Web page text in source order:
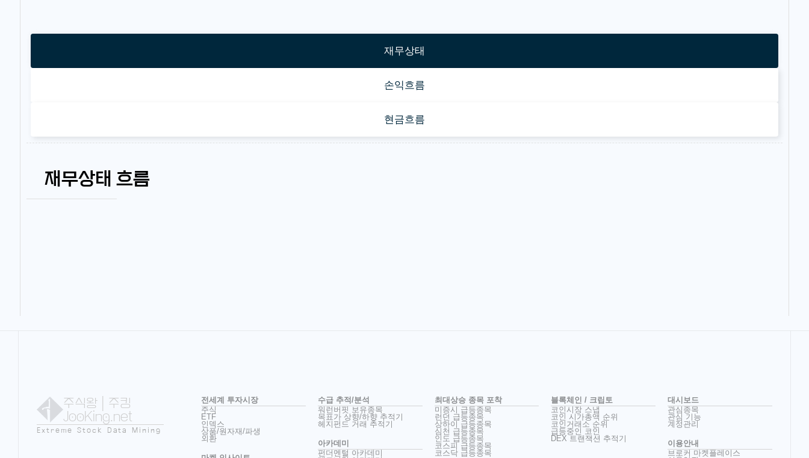
재무상태
손익흐름
현금흐름
재무상태 흐름
주식왕 | 주킹
JooKing.net
Extreme Stock Data Mining
전세계 투자시장
주식
ETF
인덱스
상품/원자재/파생
외환
수급 추적/분석
워런버핏 보유종목
목표가 상향/하향 추적기
헤지펀드 거래 추적기
아카데미
펀더멘털 아카데미
최대상승 종목 포착
미증시 급등종목
런던 급등종목
상하이 급등종목
심천 급등종목
인도 급등종목
코스피 급등종목
코스닥 급등종목
블록체인 / 크립토
코인시장 스냅
코인 시가총액 순위
코인거래소 순위
급등중인 코인
DEX 트랜잭션 추적기
대시보드
관심종목
관심 기능
계정관리
이용안내
브로커 마켓플레이스